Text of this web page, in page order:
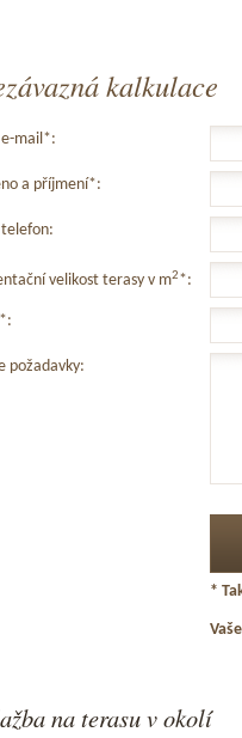
kalkulace
e-mail*:
a příjmení*:
telefon:
velikost terasy v m2*:
požadavky:
*
na terasu v okolí